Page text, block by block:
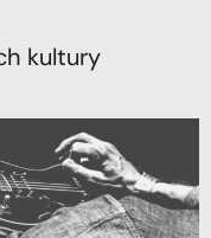
kultury